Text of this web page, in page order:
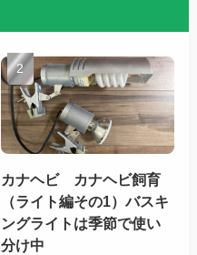
カナヘビ カナヘビ飼育
（ライト編その1）バスキ
ングライトは季節で使い
分け中